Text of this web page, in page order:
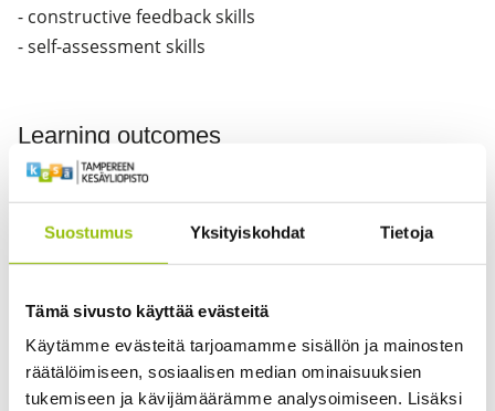
Suostumus Yksityiskohdat Tietoja
Tämä sivusto käyttää evästeitä
Käytämme evästeitä tarjoamamme sisällön ja mainosten
räätälöimiseen, sosiaalisen median ominaisuuksien
tukemiseen ja kävijämäärämme analysoimiseen. Lisäksi
- constructive feedback skills
- self-assessment skills
Learning outcomes
Upon completion of this course, students are expected
to
be able to locate, identify and critically analyse
adopting a research-based approach to their
communication in academic and work life settings.
be aware of the principles of how academic texts